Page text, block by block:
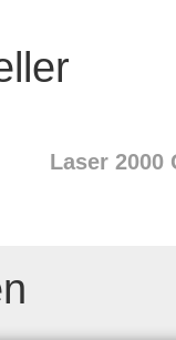
Laser 2000